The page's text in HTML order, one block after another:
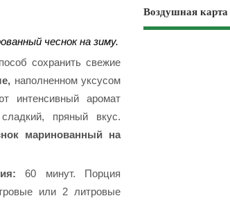
чеснок на зиму.
сохранить свежие
наполненном уксусом
интенсивный аромат
пряный вкус.
маринованный на
60 минут. Порция
или 2 литровые
Воздушная карта